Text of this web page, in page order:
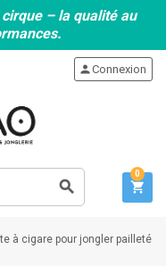
– la qualité au
search
personConnexion
shopping_cart
0
à cigare pour jongler pailleté